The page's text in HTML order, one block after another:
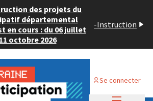
des projets du
départemental
en cours : du 06 juillet
octobre 2026
-Instruction
Se connecter